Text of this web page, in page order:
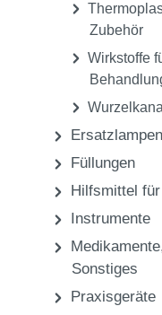
Zubehör
Wirkstoffe
Ersatzlampen
Füllungen
Hilfsmittel
Instrumente
Sonstiges
Praxisgeräte